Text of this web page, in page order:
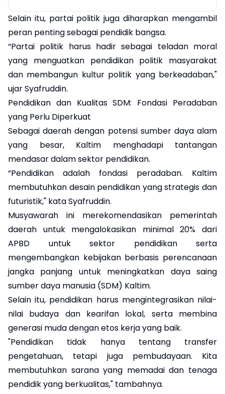
Selain itu, partai politik juga diharapkan mengambil
peran penting sebagai pendidik bangsa.
“Partai politik harus hadir sebagai teladan moral
yang menguatkan pendidikan politik masyarakat
dan membangun kultur politik yang berkeadaban,"
ujar Syafruddin.
Pendidikan dan Kualitas SDM: Fondasi Peradaban
yang Perlu Diperkuat
Sebagai daerah dengan potensi sumber daya alam
yang besar, Kaltim menghadapi tantangan
mendasar dalam sektor pendidikan.
“Pendidikan adalah fondasi peradaban. Kaltim
membutuhkan desain pendidikan yang strategis dan
futuristik," kata Syafruddin.
Musyawarah ini merekomendasikan pemerintah
daerah untuk mengalokasikan minimal 20% dari
APBD untuk sektor pendidikan serta
mengembangkan kebijakan berbasis perencanaan
jangka panjang untuk meningkatkan daya saing
sumber daya manusia (SDM) Kaltim.
Selain itu, pendidikan harus mengintegrasikan nilai-
nilai budaya dan kearifan lokal, serta membina
generasi muda dengan etos kerja yang baik.
"Pendidikan tidak hanya tentang transfer
pengetahuan, tetapi juga pembudayaan. Kita
membutuhkan sarana yang memadai dan tenaga
pendidik yang berkualitas," tambahnya.